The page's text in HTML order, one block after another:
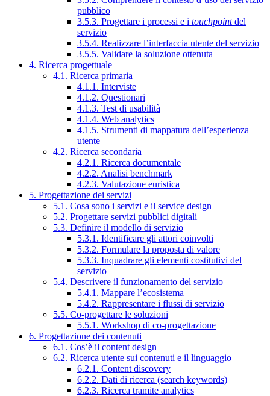
pubblico
3.5.3. Progettare i processi e i touchpointdel
servizio
3.5.4. Realizzare l’interfaccia utente del servizio
3.5.5. Validare la soluzione ottenuta
4. Ricerca progettuale
4.1. Ricerca primaria
4.1.1. Interviste
4.1.2. Questionari
4.1.3. Test di usabilità
4.1.4. Web analytics
4.1.5. Strumenti di mappatura dell’esperienza
utente
4.2. Ricerca secondaria
4.2.1. Ricerca documentale
4.2.2. Analisi benchmark
4.2.3. Valutazione euristica
5. Progettazione dei servizi
5.1. Cosa sono i servizi e il service design
5.2. Progettare servizi pubblici digitali
5.3. Definire il modello di servizio
5.3.1. Identificare gli attori coinvolti
5.3.2. Formulare la proposta di valore
5.3.3. Inquadrare gli elementi costitutivi del
servizio
5.4. Descrivere il funzionamento del servizio
5.4.1. Mappare l’ecosistema
5.4.2. Rappresentare i flussi di servizio
5.5. Co-progettare le soluzioni
5.5.1. Workshop di co-progettazione
6. Progettazione dei contenuti
6.1. Cos’è il content design
6.2. Ricerca utente sui contenuti e il linguaggio
6.2.1. Content discovery
6.2.2. Dati di ricerca (search keywords)
6.2.3. Ricerca tramite analytics